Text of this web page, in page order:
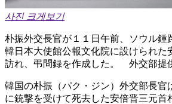
사진 크게보기
朴振外交長官が１１日午前、ソウル鍾
韓日本大使館公報文化院に設けられた
訪れ、弔問録を作成した。 外交部提
韓国の朴振（パク・ジン）外交部長官
に銃撃を受けて死去した安倍晋三元首